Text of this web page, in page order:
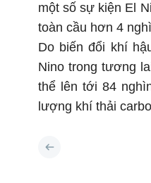
một số sự kiện El
toàn cầu hơn 4
Do biến đổi khí
Nino trong tương
thể lên tới 84
lượng khí thải